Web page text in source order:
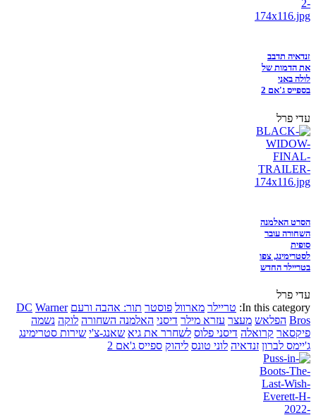
זנדאיה תדבב
את הדמות של
לולה באני
בספייס ג'אם 2
עדי פרל
הסרט האלמנה
השחורה עובר
סופית
לסטרימינג, צפו
בטריילר החדש
עדי פרל
In this category: טריילר מארוול פוסטר תור: אהבה ורעם DC Warner
Bros הפלאש מעצר עזרא מילר דיסני האלמנה השחורה לוקה נשמה
פיקסאר קרואלה דיסני פלוס לשחרר את גיא שאנג-צ'י שירות סטרימינג
ג'יימס לברון זנדאיה לוני טונס ליהוק ספייס ג'אם 2